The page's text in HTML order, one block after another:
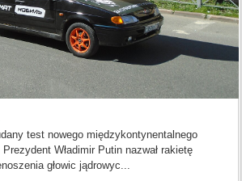
test nowego międzykontynentalnego
Władimir Putin nazwał rakietę
głowic jądrowyc...